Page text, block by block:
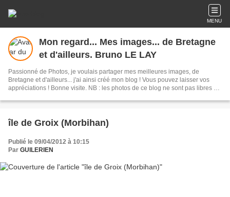
MENU
Mon regard... Mes images... de Bretagne
et d'ailleurs. Bruno LE LAY
Passionné de Photos, je voulais partager mes meilleures images, de
Bretagne et d'ailleurs... j'ai ainsi créé mon blog ! Vous pouvez laisser vos
appréciations ! Bonne visite. NB : les photos de ce blog ne sont pas libres de
île de Groix (Morbihan)
Publié le 09/04/2012 à 10:15
Par GUILERIEN